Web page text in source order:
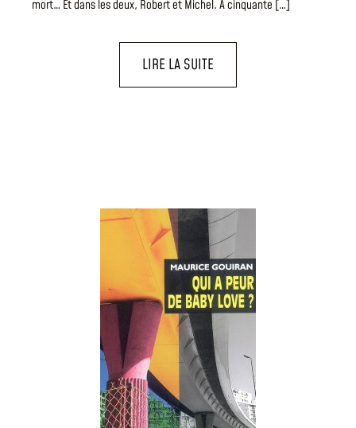
mort… Et dans les deux, Robert et Michel. À cinquante […]
LIRE LA SUITE